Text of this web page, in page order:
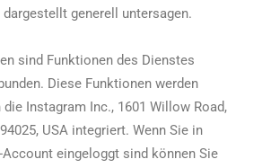
dargestellt generell untersagen.
sind Funktionen des Dienstes
Diese Funktionen werden
Instagram Inc., 1601 Willow Road,
USA integriert. Wenn Sie in
eingeloggt sind können Sie